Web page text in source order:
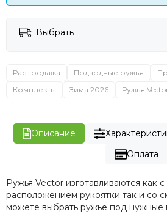
Выбрать
Распродажа Подводные ружья
Комплекты
Зима 2026 Ружья
Описание
Оплата
Ружья Vector изготавливаются как
расположением рукоятки так и со
можете выбрать ружье под нужные